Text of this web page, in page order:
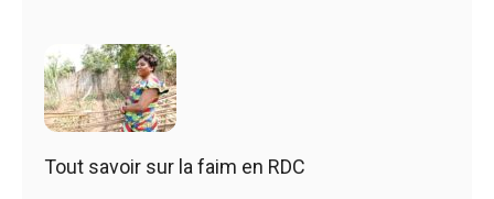
Tout savoir sur la faim en RDC